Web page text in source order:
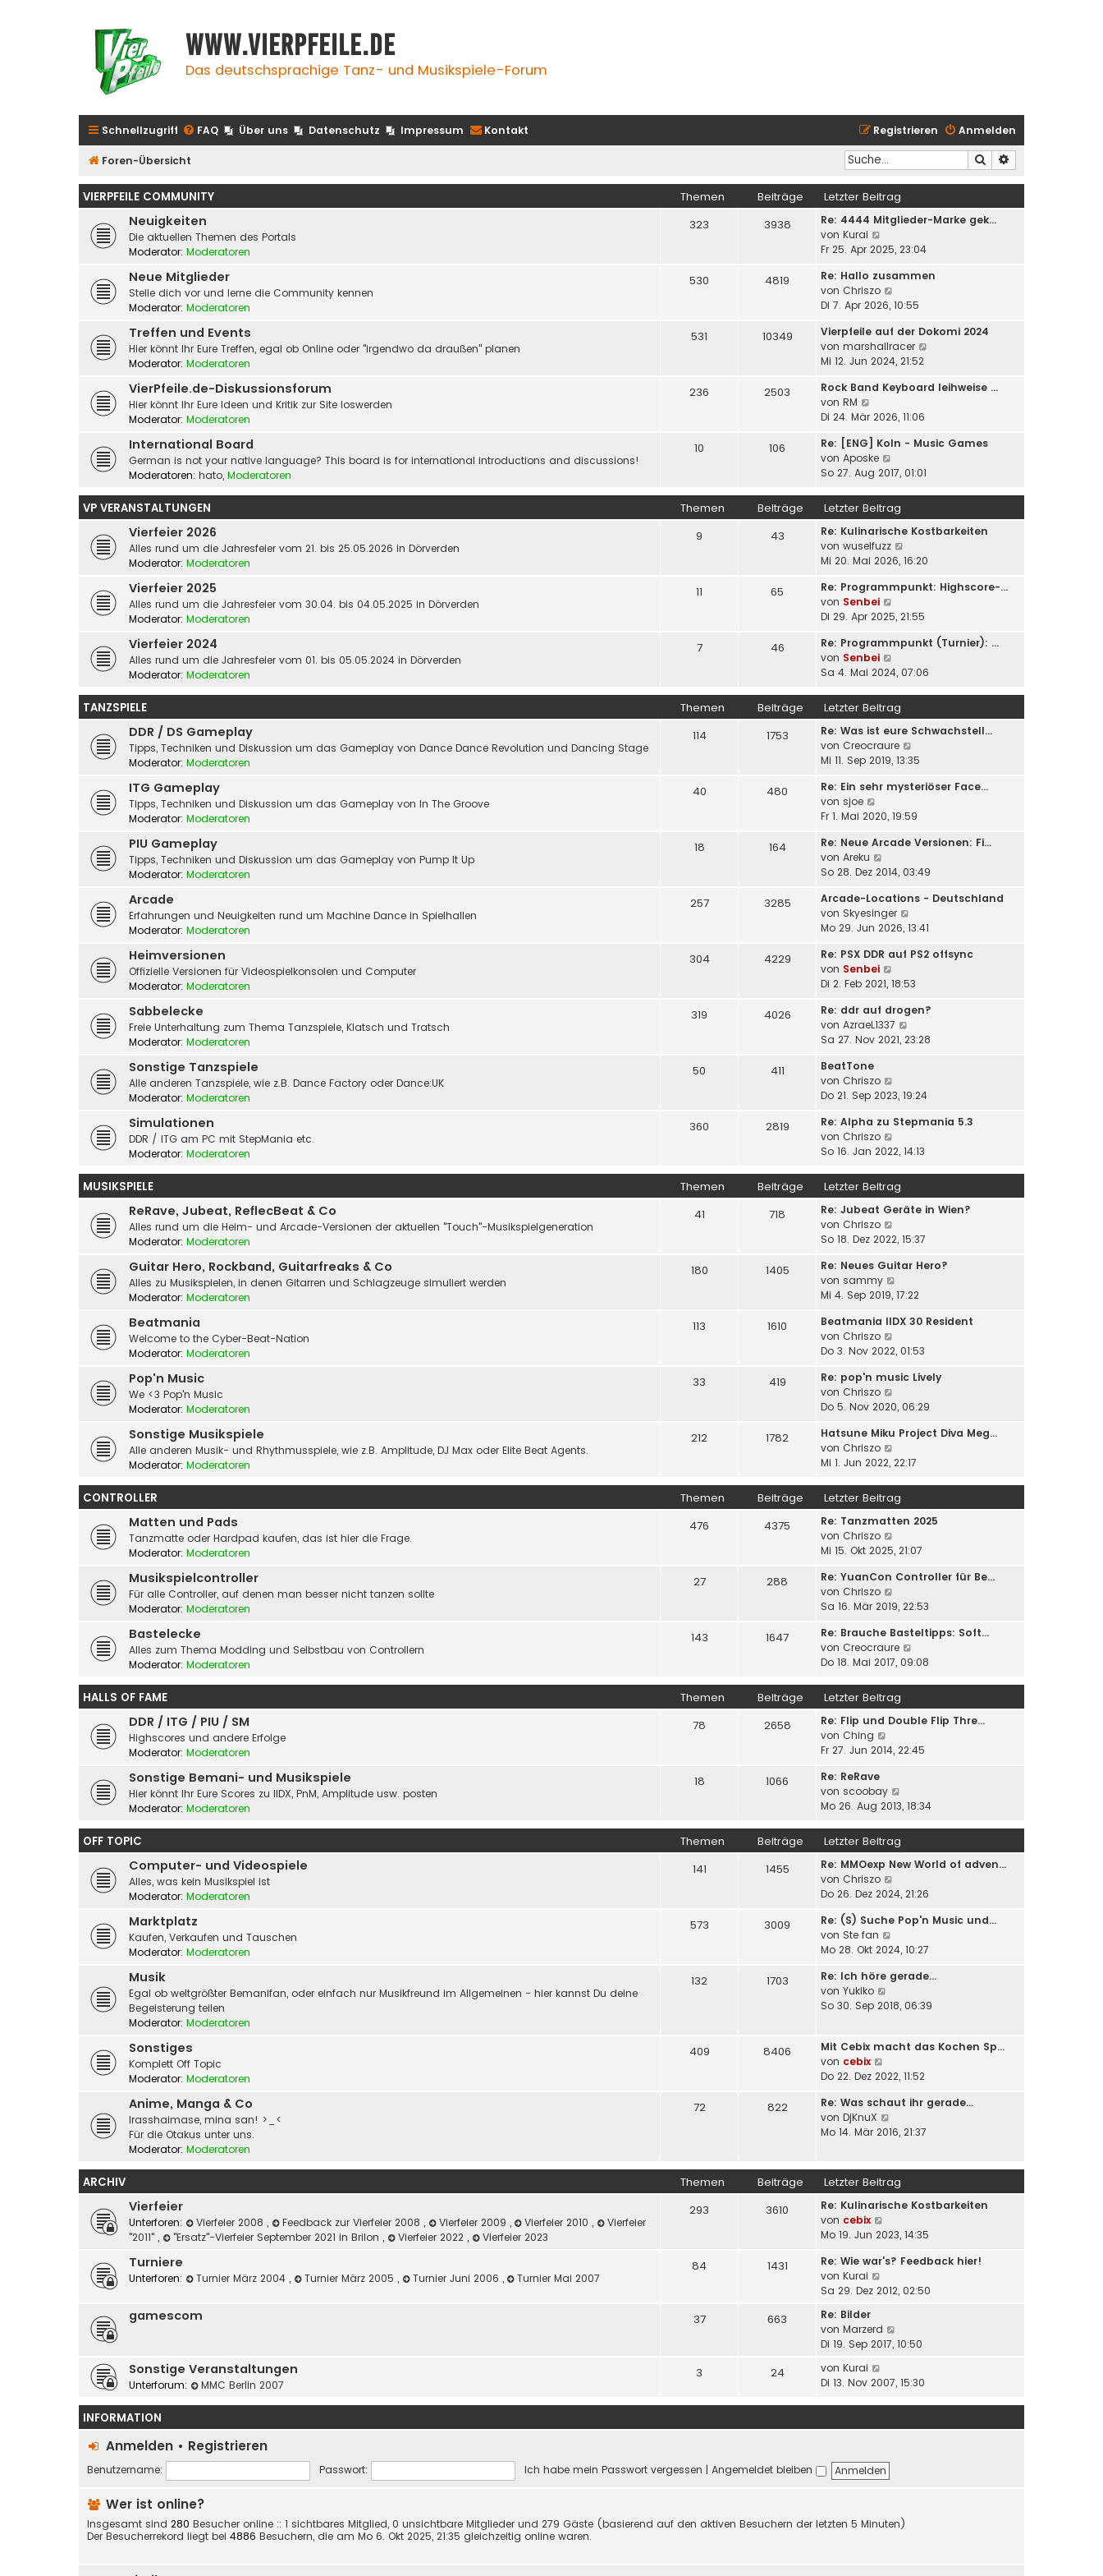
www.vierpfeile.de
Das deutschsprachige Tanz- und Musikspiele-Forum
Schnellzugriff FAQ Über uns Datenschutz Impressum Kontakt Anmelden
Registrieren
Foren-Übersicht Suche
VIERPFEILE COMMUNITY Themen Beiträge Letzter Beitrag
Neuigkeiten
Die aktuellen Themen des Portals
Moderator: Moderatoren
323 3938
Re: 4444 Mitglieder-Marke gek…
von Kurai
e
e
s
t
r
B
e
i
r
g
Fr 25. Apr 2025, 23:04
Neue Mitglieder
Stelle dich vor und lerne die Community kennen
Moderator: Moderatoren
530 4819
Re: Hallo zusammen
von Chriszo
e
e
s
t
r
e
r
a
g
Di 7. Apr 2026, 10:55
Treffen und Events
Hier könnt Ihr Eure Treffen, egal ob Online oder "irgendwo da draußen" planen
Moderator: Moderatoren
531 10349
Vierpfeile auf der Dokomi 2024
von marshallracer
e
r
i
r
a
Mi 12. Jun 2024, 21:52
VierPfeile.de-Diskussionsforum
Hier könnt Ihr Eure Ideen und Kritik zur Site loswerden
Moderator: Moderatoren
236 2503
Rock Band Keyboard leihweise …
von RM
e
e
s
t
r
B
e
i
a
g
Di 24. Mär 2026, 11:06
International Board
German is not your native language? This board is for international introductions and discussions!
Moderatoren: hato, Moderatoren
10 106
Re: [ENG] Koln - Music Games
von Aposke
e
s
t
e
r
e
t
a
So 27. Aug 2017, 01:01
VP VERANSTALTUNGEN Themen Beiträge Letzter Beitrag
Vierfeier 2026
Alles rund um die Jahresfeier vom 21. bis 25.05.2026 in Dörverden
Moderator: Moderatoren
9 43
Re: Kulinarische Kostbarkeiten
von wuselfuzz
e
e
t
r
e
i
r
a
g
Mi 20. Mai 2026, 16:20
Vierfeier 2025
Alles rund um die Jahresfeier vom 30.04. bis 04.05.2025 in Dörverden
Moderator: Moderatoren
11 65
Re: Programmpunkt: Highscore-…
von Senbei
e
e
t
r
B
e
i
t
a
Di 29. Apr 2025, 21:55
Vierfeier 2024
Alles rund um die Jahresfeier vom 01. bis 05.05.2024 in Dörverden
Moderator: Moderatoren
7 46
Re: Programmpunkt (Turnier): …
von Senbei
e
s
t
e
r
e
t
a
Sa 4. Mai 2024, 07:06
TANZSPIELE Themen Beiträge Letzter Beitrag
DDR / DS Gameplay
Tipps, Techniken und Diskussion um das Gameplay von Dance Dance Revolution und Dancing Stage
Moderator: Moderatoren
114 1753
Re: Was ist eure Schwachstell…
von Creocraure
e
e
t
e
r
g
Mi 11. Sep 2019, 13:35
ITG Gameplay
Tipps, Techniken und Diskussion um das Gameplay von In The Groove
Moderator: Moderatoren
40 480
Re: Ein sehr mysteriöser Face…
von sjoe
e
e
s
t
r
B
e
i
t
r
g
Fr 1. Mai 2020, 19:59
PIU Gameplay
Tipps, Techniken und Diskussion um das Gameplay von Pump It Up
Moderator: Moderatoren
18 164
Re: Neue Arcade Versionen: Fi…
von Areku
e
e
s
t
r
B
e
t
r
So 28. Dez 2014, 03:49
Arcade
Erfahrungen und Neuigkeiten rund um Machine Dance in Spielhallen
Moderator: Moderatoren
257 3285
Arcade-Locations - Deutschland
von Skyesinger
e
e
t
r
e
r
g
Mo 29. Jun 2026, 13:41
Heimversionen
Offizielle Versionen für Videospielkonsolen und Computer
Moderator: Moderatoren
304 4229
Re: PSX DDR auf PS2 offsync
von Senbei
e
e
s
t
e
i
r
a
g
Di 2. Feb 2021, 18:53
Sabbelecke
Freie Unterhaltung zum Thema Tanzspiele, Klatsch und Tratsch
Moderator: Moderatoren
319 4026
Re: ddr auf drogen?
von AzraeL1337
e
t
r
e
i
r
a
Sa 27. Nov 2021, 23:28
Sonstige Tanzspiele
Alle anderen Tanzspiele, wie z.B. Dance Factory oder Dance:UK
Moderator: Moderatoren
50 411
BeatTone
von Chriszo
e
e
t
r
B
e
t
a
g
Do 21. Sep 2023, 19:24
Simulationen
DDR / ITG am PC mit StepMania etc.
Moderator: Moderatoren
360 2819
Re: Alpha zu Stepmania 5.3
von Chriszo
e
s
t
r
e
i
a
So 16. Jan 2022, 14:13
MUSIKSPIELE Themen Beiträge Letzter Beitrag
ReRave, Jubeat, ReflecBeat & Co
Alles rund um die Heim- und Arcade-Versionen der aktuellen "Touch"-Musikspielgeneration
Moderator: Moderatoren
41 718
Re: Jubeat Geräte in Wien?
von Chriszo
e
e
s
r
e
r
a
g
So 18. Dez 2022, 15:37
Guitar Hero, Rockband, Guitarfreaks & Co
Alles zu Musikspielen, in denen Gitarren und Schlagzeuge simuliert werden
Moderator: Moderatoren
180 1405
Re: Neues Guitar Hero?
von sammy
e
e
t
r
e
r
g
Mi 4. Sep 2019, 17:22
Beatmania
Welcome to the Cyber-Beat-Nation
Moderator: Moderatoren
113 1610
Beatmania IIDX 30 Resident
von Chriszo
e
e
t
r
e
i
t
r
a
Do 3. Nov 2022, 01:53
Pop'n Music
We <3 Pop'n Music
Moderator: Moderatoren
33 419
Re: pop'n music Lively
von Chriszo
e
e
t
r
B
e
t
a
Do 5. Nov 2020, 06:29
Sonstige Musikspiele
Alle anderen Musik- und Rhythmusspiele, wie z.B. Amplitude, DJ Max oder Elite Beat Agents.
Moderator: Moderatoren
212 1782
Hatsune Miku Project Diva Meg…
von Chriszo
e
s
t
r
e
t
a
g
Mi 1. Jun 2022, 22:17
CONTROLLER Themen Beiträge Letzter Beitrag
Matten und Pads
Tanzmatte oder Hardpad kaufen, das ist hier die Frage.
Moderator: Moderatoren
476 4375
Re: Tanzmatten 2025
von Chriszo
e
t
r
B
e
i
t
r
a
Mi 15. Okt 2025, 21:07
Musikspielcontroller
Für alle Controller, auf denen man besser nicht tanzen sollte
Moderator: Moderatoren
27 288
Re: YuanCon Controller für Be…
von Chriszo
e
e
s
t
r
B
e
t
g
Sa 16. Mär 2019, 22:53
Bastelecke
Alles zum Thema Modding und Selbstbau von Controllern
Moderator: Moderatoren
143 1647
Re: Brauche Basteltipps: Soft…
von Creocraure
e
s
t
r
t
g
Do 18. Mai 2017, 09:08
HALLS OF FAME Themen Beiträge Letzter Beitrag
DDR / ITG / PIU / SM
Highscores und andere Erfolge
Moderator: Moderatoren
78 2658
Re: Flip und Double Flip Thre…
von Ching
e
s
t
r
B
e
i
t
a
g
Fr 27. Jun 2014, 22:45
Sonstige Bemani- und Musikspiele
Hier könnt Ihr Eure Scores zu IIDX, PnM, Amplitude usw. posten
Moderator: Moderatoren
18 1066
Re: ReRave
von scoobay
e
s
t
r
e
t
a
Mo 26. Aug 2013, 18:34
OFF TOPIC Themen Beiträge Letzter Beitrag
Computer- und Videospiele
Alles, was kein Musikspiel ist
Moderator: Moderatoren
141 1455
Re: MMOexp New World of adven…
von Chriszo
e
e
t
r
e
a
g
Do 26. Dez 2024, 21:26
Marktplatz
Kaufen, Verkaufen und Tauschen
Moderator: Moderatoren
573 3009
Re: (S) Suche Pop'n Music und…
von Ste fan
e
e
t
B
i
a
g
Mo 28. Okt 2024, 10:27
Musik
Egal ob weltgrößter Bemanifan, oder einfach nur Musikfreund im Allgemeinen - hier kannst Du deine
Begeisterung teilen
Moderator: Moderatoren
132 1703
Re: Ich höre gerade...
von Yukiko
e
s
e
B
e
i
r
a
g
So 30. Sep 2018, 06:39
Sonstiges
Komplett Off Topic
Moderator: Moderatoren
409 8406
Mit Cebix macht das Kochen Sp…
von cebix
e
e
s
t
B
e
i
r
g
Do 22. Dez 2022, 11:52
Anime, Manga & Co
Irasshaimase, mina san! >_<
Für die Otakus unter uns.
Moderator: Moderatoren
72 822
Re: Was schaut ihr gerade...
von DjKnuX
e
t
e
B
i
r
g
Mo 14. Mär 2016, 21:37
ARCHIV Themen Beiträge Letzter Beitrag
Vierfeier
Unterforen: Vierfeier 2008 , Feedback zur Vierfeier 2008 , Vierfeier 2009 , Vierfeier 2010,
Vierfeier
"2011" , "Ersatz"-Vierfeier September 2021 in Brilon , Vierfeier 2022 , Vierfeier 2023
293 3610
Re: Kulinarische Kostbarkeiten
von cebix
e
e
t
B
e
t
g
Mo 19. Jun 2023, 14:35
Turniere
Unterforen: Turnier März 2004 , Turnier März 2005 , Turnier Juni 2006 , Turnier Mai 2007
84 1431
Re: Wie war's? Feedback hier!
von Kurai
e
s
t
r
e
a
g
Sa 29. Dez 2012, 02:50
gamescom 37 663
Re: Bilder
von Marzerd
e
s
t
r
a
Di 19. Sep 2017, 10:50
Sonstige Veranstaltungen
Unterforum: MMC Berlin 2007
3 24 von Kurai
e
s
r
t
Di 13. Nov 2007, 15:30
INFORMATION
Anmelden • Registrieren
Benutzername: Passwort: Ich habe mein Passwort vergessen | Angemeldet bleiben
Wer ist online?
Insgesamt sind 280 Besucher online :: 1 sichtbares Mitglied, 0 unsichtbare Mitglieder und 279 Gäste (basierend auf den aktiven Besuchern der letzten 5 Minuten)
Der Besucherrekord liegt bei 4886 Besuchern, die am Mo 6. Okt 2025, 21:35 gleichzeitig online waren.